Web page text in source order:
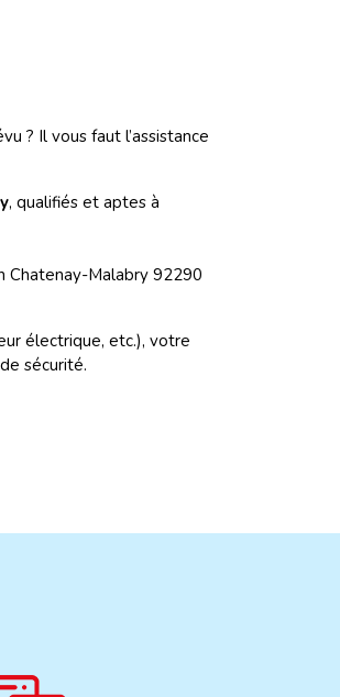
? Il vous faut l’assistance
, qualifiés et aptes à
Chatenay-Malabry 92290
électrique, etc.), votre
sécurité.